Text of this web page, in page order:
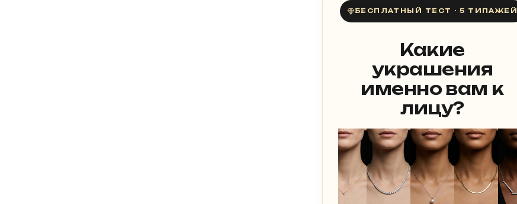
БЕСПЛАТНЫЙ ТЕСТ · 5 ТИПАЖЕЙ
Какие
украшения
именно вам к
лицу?